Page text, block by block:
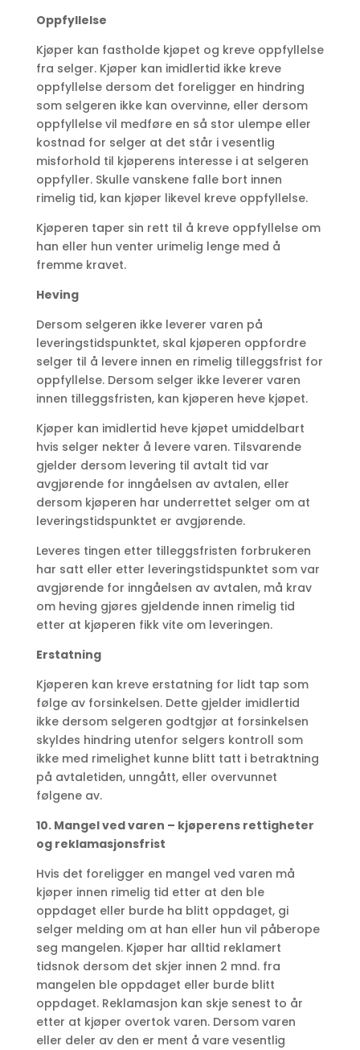
Oppfyllelse
Kjøper kan fastholde kjøpet og kreve oppfyllelse
fra selger. Kjøper kan imidlertid ikke kreve
oppfyllelse dersom det foreligger en hindring
som selgeren ikke kan overvinne, eller dersom
oppfyllelse vil medføre en så stor ulempe eller
kostnad for selger at det står i vesentlig
misforhold til kjøperens interesse i at selgeren
oppfyller. Skulle vanskene falle bort innen
rimelig tid, kan kjøper likevel kreve oppfyllelse.
Kjøperen taper sin rett til å kreve oppfyllelse om
han eller hun venter urimelig lenge med å
fremme kravet.
Heving
Dersom selgeren ikke leverer varen på
leveringstidspunktet, skal kjøperen oppfordre
selger til å levere innen en rimelig tilleggsfrist for
oppfyllelse. Dersom selger ikke leverer varen
innen tilleggsfristen, kan kjøperen heve kjøpet.
Kjøper kan imidlertid heve kjøpet umiddelbart
hvis selger nekter å levere varen. Tilsvarende
gjelder dersom levering til avtalt tid var
avgjørende for inngåelsen av avtalen, eller
dersom kjøperen har underrettet selger om at
leveringstidspunktet er avgjørende.
Leveres tingen etter tilleggsfristen forbrukeren
har satt eller etter leveringstidspunktet som var
avgjørende for inngåelsen av avtalen, må krav
om heving gjøres gjeldende innen rimelig tid
etter at kjøperen fikk vite om leveringen.
Erstatning
Kjøperen kan kreve erstatning for lidt tap som
følge av forsinkelsen. Dette gjelder imidlertid
ikke dersom selgeren godtgjør at forsinkelsen
skyldes hindring utenfor selgers kontroll som
ikke med rimelighet kunne blitt tatt i betraktning
på avtaletiden, unngått, eller overvunnet
følgene av.
10. Mangel ved varen – kjøperens rettigheter
og reklamasjonsfrist
Hvis det foreligger en mangel ved varen må
kjøper innen rimelig tid etter at den ble
oppdaget eller burde ha blitt oppdaget, gi
selger melding om at han eller hun vil påberope
seg mangelen. Kjøper har alltid reklamert
tidsnok dersom det skjer innen 2 mnd. fra
mangelen ble oppdaget eller burde blitt
oppdaget. Reklamasjon kan skje senest to år
etter at kjøper overtok varen. Dersom varen
eller deler av den er ment å vare vesentlig